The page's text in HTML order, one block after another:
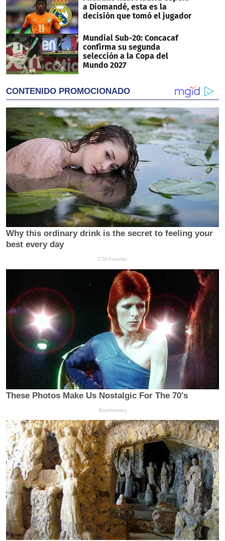
a Diomandé, esta es la
decisión que tomó el jugador
Mundial Sub-20: Concacaf
confirma su segunda
selección a la Copa del
Mundo 2027